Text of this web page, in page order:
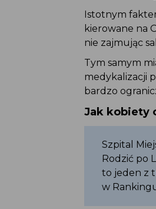
Istotnym
kierowane na
nie zajmując
Tym samym
medykalizacji
bardzo
Jak kobiety
Szpital
Rodzić po
to jeden z
w